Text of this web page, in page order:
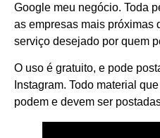
Google meu negócio. Toda
as empresas mais próximas
serviço desejado por quem
O uso é gratuito, e pode
Instagram. Todo material
podem e devem ser